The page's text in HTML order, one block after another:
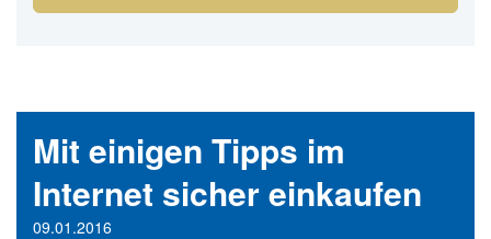
Mit einigen Tipps im
Internet sicher einkaufen
09.01.2016